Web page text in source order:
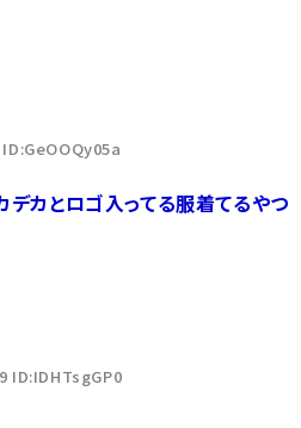
デカとロゴ入ってる服着てるやつ
ID:IDHTsgGP0